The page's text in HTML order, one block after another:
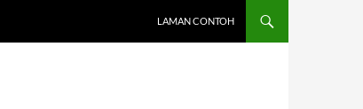
LAMAN CONTOH